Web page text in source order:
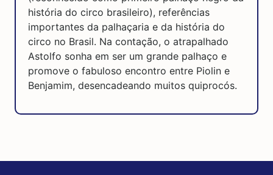
história do circo brasileiro), referências
importantes da palhaçaria e da história do
circo no Brasil. Na contação, o atrapalhado
Astolfo sonha em ser um grande palhaço e
promove o fabuloso encontro entre Piolin e
Benjamim, desencadeando muitos quiprocós.